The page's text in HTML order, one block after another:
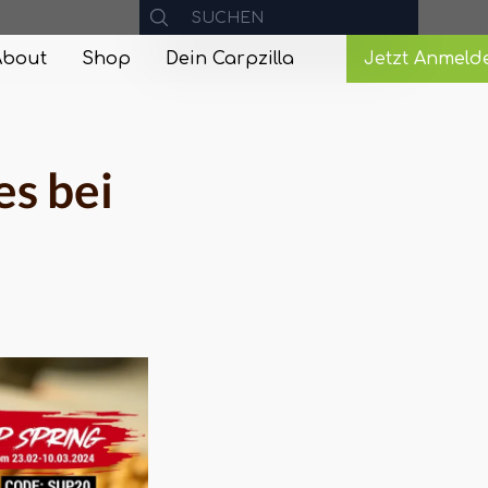
Shop Dein Carpzilla Jetzt
bei